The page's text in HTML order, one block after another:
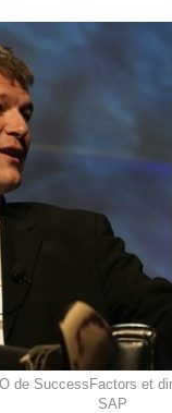
de SuccessFactors et
SAP